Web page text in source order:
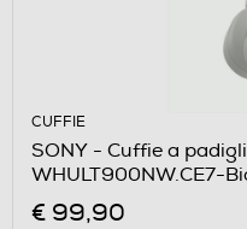
CUFFIE
SONY - Cuffie a
WHULT900NW.CE7-
€ 99,90